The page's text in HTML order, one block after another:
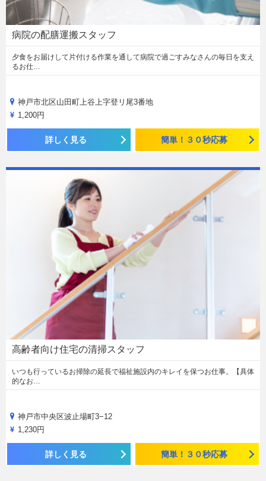
病院の配膳運搬スタッフ
夕食をお届けして片付ける作業を通して病院で過ごすみなさんの毎日を支え
るお仕…
神戸市北区山田町上谷上字登リ尾3番地
1,200円
詳しく見る 簡単！３０秒応募
高齢者向け住宅の清掃スタッフ
いつも行っているお掃除の延長で福祉施設内のキレイを保つお仕事。【具体
的なお…
神戸市中央区波止場町3−12
1,230円
詳しく見る 簡単！３０秒応募